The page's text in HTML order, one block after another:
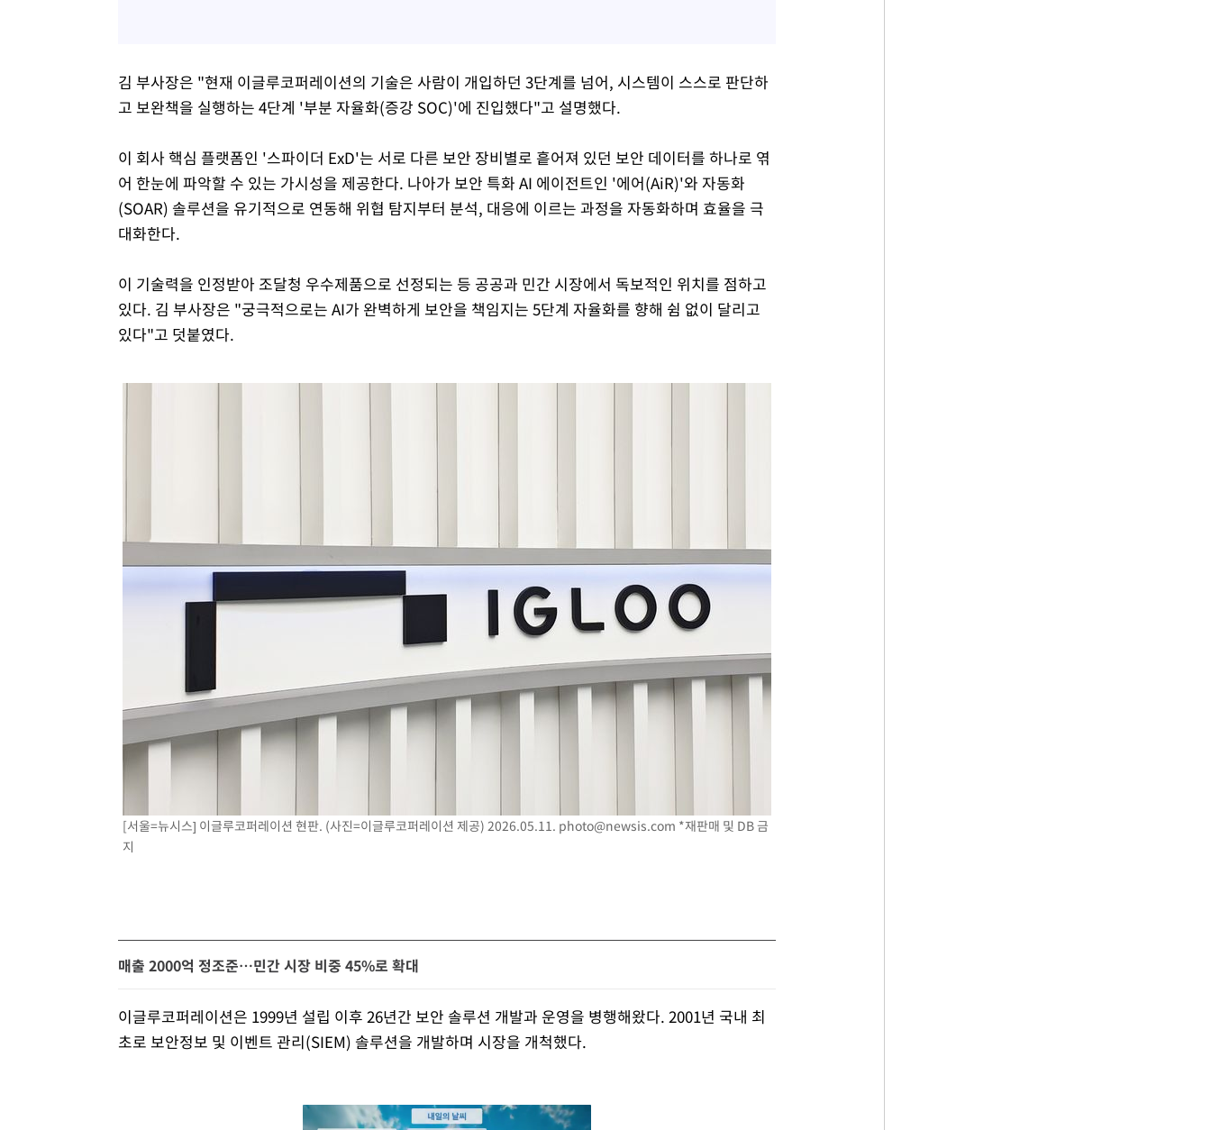
김 부사장은 "현재 이글루코퍼레이션의 기술은 사람이 개입하던 3단계를 넘어, 시스템이 스스로 판단하
고 보완책을 실행하는 4단계 '부분 자율화(증강 SOC)'에 진입했다"고 설명했다.
이 회사 핵심 플랫폼인 '스파이더 ExD'는 서로 다른 보안 장비별로 흩어져 있던 보안 데이터를 하나로 엮
어 한눈에 파악할 수 있는 가시성을 제공한다. 나아가 보안 특화 AI 에이전트인 '에어(AiR)'와 자동화
(SOAR) 솔루션을 유기적으로 연동해 위협 탐지부터 분석, 대응에 이르는 과정을 자동화하며 효율을 극
대화한다.
이 기술력을 인정받아 조달청 우수제품으로 선정되는 등 공공과 민간 시장에서 독보적인 위치를 점하고
있다. 김 부사장은 "궁극적으로는 AI가 완벽하게 보안을 책임지는 5단계 자율화를 향해 쉼 없이 달리고
있다"고 덧붙였다.
[서울=뉴시스] 이글루코퍼레이션 현판. (사진=이글루코퍼레이션 제공) 2026.05.11. photo@newsis.com *재판매 및 DB 금
지
매출 2000억 정조준…민간 시장 비중 45%로 확대
이글루코퍼레이션은 1999년 설립 이후 26년간 보안 솔루션 개발과 운영을 병행해왔다. 2001년 국내 최
초로 보안정보 및 이벤트 관리(SIEM) 솔루션을 개발하며 시장을 개척했다.